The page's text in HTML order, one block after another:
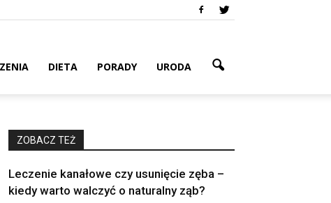
DIETA PORADY URODA
ZOBACZ TEŻ
Leczenie kanałowe czy usunięcie zęba –
kiedy warto walczyć o naturalny ząb?